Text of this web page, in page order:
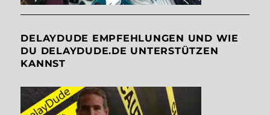
DELAYDUDE EMPFEHLUNGEN UND WIE
DU DELAYDUDE.DE UNTERSTÜTZEN
KANNST